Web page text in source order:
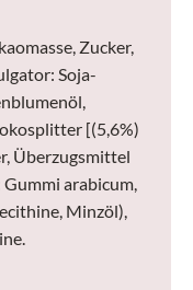
Zucker,
Soja-
[(5,6%)
Überzugsmittel
arabicum,
Minzöl),